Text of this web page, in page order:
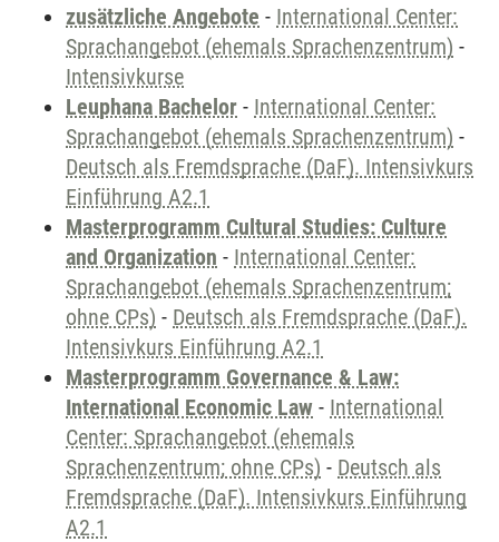
zusätzliche Angebote - International Center:
Sprachangebot (ehemals Sprachenzentrum) -
Intensivkurse
Leuphana Bachelor - International Center:
Sprachangebot (ehemals Sprachenzentrum) -
Deutsch als Fremdsprache (DaF). Intensivkurs
Einführung A2.1
Masterprogramm Cultural Studies: Culture
and Organization - International Center:
Sprachangebot (ehemals Sprachenzentrum;
ohne CPs) - Deutsch als Fremdsprache (DaF).
Intensivkurs Einführung A2.1
Masterprogramm Governance & Law:
International Economic Law - International
Center: Sprachangebot (ehemals
Sprachenzentrum; ohne CPs) - Deutsch als
Fremdsprache (DaF). Intensivkurs Einführung
A2.1